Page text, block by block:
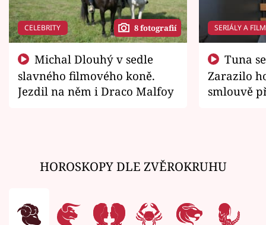
CELEBRITY 8 fotografií
slavného filmového koně.
Jezdil na něm i Draco Malfoy
SERIÁLY A
Zarazilo
smlouvě
HOROSKOPY DLE ZVĚROKRUHU